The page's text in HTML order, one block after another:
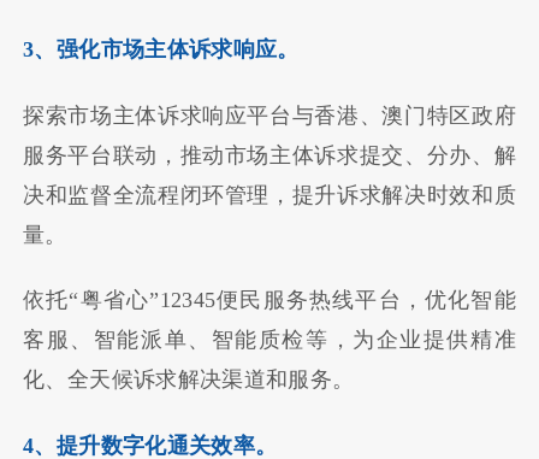
3、强化市场主体诉求响应。
探索市场主体诉求响应平台与香港、澳门特区政府
服务平台联动，推动市场主体诉求提交、分办、解
决和监督全流程闭环管理，提升诉求解决时效和质
量。
依托“粤省心”12345便民服务热线平台，优化智能
客服、智能派单、智能质检等，为企业提供精准
化、全天候诉求解决渠道和服务。
4、提升数字化通关效率。